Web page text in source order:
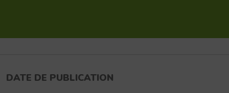
DATE DE PUBLICATION